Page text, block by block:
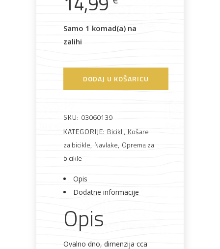
Metalna
Samo 1 komad(a) na
zalihi
DODAJ U KOŠARICU
SKU: 03060139
KATEGORIJE: Bicikli, Košare
za bicikle, Navlake, Oprema za
bicikle
Opis
Dodatne informacije
Opis
Ovalno dno, dimenzija cca